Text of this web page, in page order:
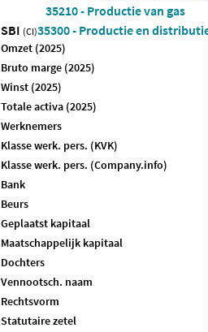
35210 - Productie van gas
SBI (CI)35300 - Productie en
Omzet (2025)
Bruto marge (2025)
Winst (2025)
Totale activa (2025)
Werknemers
Klasse werk. pers. (KVK)
Klasse werk. pers. (Company.info)
Bank
Beurs
Geplaatst kapitaal
Maatschappelijk kapitaal
Dochters
Vennootsch. naam
Rechtsvorm
Statutaire zetel